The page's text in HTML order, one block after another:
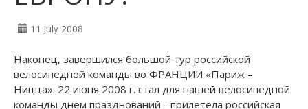
11 july 2008
Наконец, завершился большой тур российской
велосипедной команды во ФРАНЦИИ «Париж –
Ницца». 22 июня 2008 г. стал для нашей велосипедной
команды днем празднований - прилетела российская